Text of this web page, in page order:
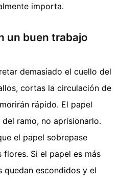
importa.
un buen trabajo
demasiado el cuello del
cortas la circulación de
rápido. El papel
ramo, no aprisionarlo.
el papel sobrepase
Si el papel es más
escondidos y el